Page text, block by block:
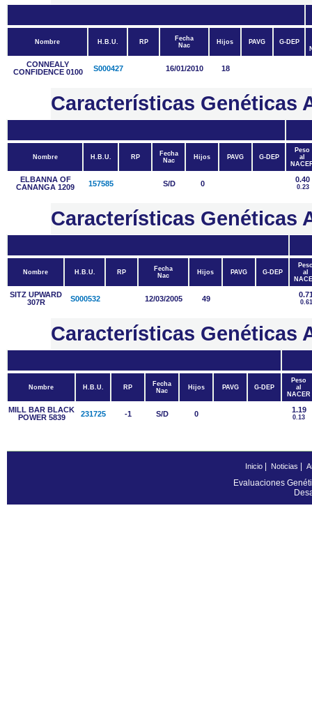
Nombre H.B.U. RP
Fecha
Nac
Hijos PAVG
G-DEP
CONNEALY
CONFIDENCE 0100
S000427 16/01/2010 18
Características Genéticas
Nombre H.B.U. RP
Fecha
Nac
Hijos PAVG G-DEP
Peso
al
ELBANNA OF
CANANGA 1209
157585 S/D 0 0.40
0.23
Características Genéticas
Nombre H.B.U. RP
Fecha
Nac
Hijos PAVG G-DEP
al
SITZ UPWARD
307R
S000532 12/03/2005 49 0.61
Características Genéticas
Nombre H.B.U. RP
Fecha
Nac
Hijos PAVG G-DEP
Peso
al
NACER
MILL BAR BLACK
POWER 5839
231725 -1 S/D 0 1.19
0.13
Inicio| Noticias
Evaluaciones